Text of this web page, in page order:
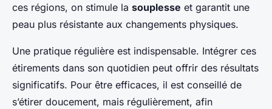
ces régions, on stimule la souplesse et garantit une
peau plus résistante aux changements physiques.
Une pratique régulière est indispensable. Intégrer ces
étirements dans son quotidien peut offrir des résultats
significatifs. Pour être efficaces, il est conseillé de
s’étirer doucement, mais régulièrement, afin